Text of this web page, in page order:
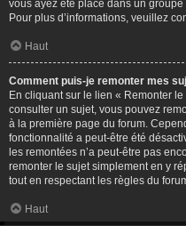
vous ayez été placé dans un
Pour plus d’informations, veuillez
Haut
Comment puis-je remonter mes
En cliquant sur le lien « Remonter
consulter un sujet, vous pouvez
à la première page du forum.
fonctionnalité a peut-être été
les remontées n’a peut-être pas
remonter le sujet simplement en y
tout en respectant les règles du
Haut